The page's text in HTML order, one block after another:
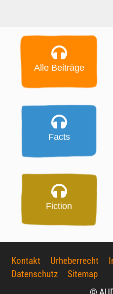
Alle Beiträge
Facts
Fiction
Kontakt Urheberrecht
Datenschutz
Sitemap